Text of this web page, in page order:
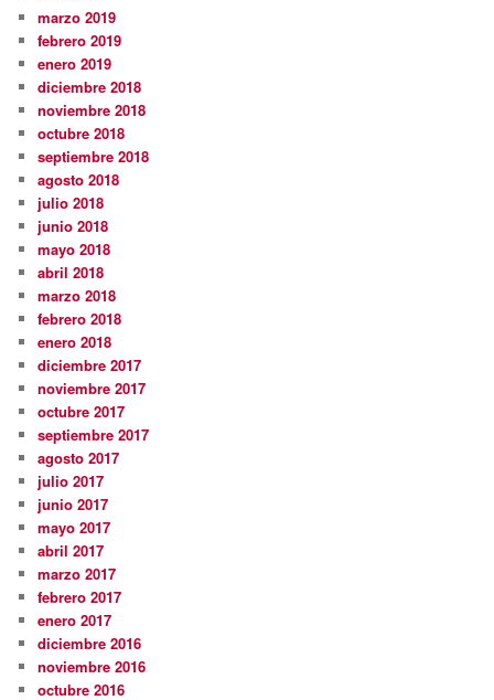
marzo 2019
febrero 2019
enero 2019
diciembre 2018
noviembre 2018
octubre 2018
septiembre 2018
agosto 2018
julio 2018
junio 2018
mayo 2018
abril 2018
marzo 2018
febrero 2018
enero 2018
diciembre 2017
noviembre 2017
octubre 2017
septiembre 2017
agosto 2017
julio 2017
junio 2017
mayo 2017
abril 2017
marzo 2017
febrero 2017
enero 2017
diciembre 2016
noviembre 2016
octubre 2016